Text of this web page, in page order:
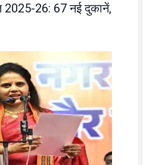
2025-26: 67 नई दुकानें,